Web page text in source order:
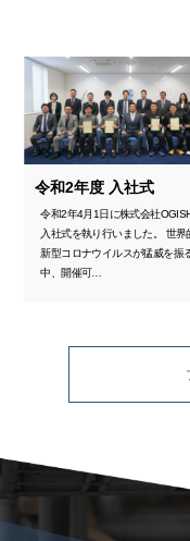
令和2年度 入社式
令和2年4月1日に株式会社
入社式を執り行いました。 世界
新型コロナウイルスが猛威を振
中、開催可…